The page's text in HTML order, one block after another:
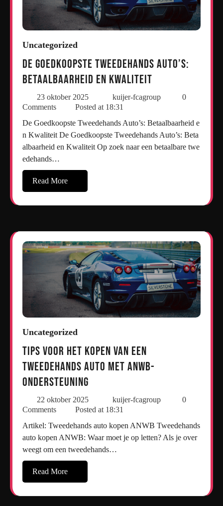
Uncategorized
De Goedkoopste Tweedehands Auto’s:
Betaalbaarheid en Kwaliteit
23 oktober 2025 kuijer-fcagroup
0
Comments
Posted at 18:31
De Goedkoopste Tweedehands Auto’s: Betaalbaarheid e
n Kwaliteit De Goedkoopste Tweedehands Auto’s: Beta
albaarheid en Kwaliteit Op zoek naar een betaalbare twe
edehands…
Read More
Uncategorized
Tips voor het kopen van een
tweedehands auto met ANWB-
ondersteuning
22 oktober 2025 kuijer-fcagroup
0
Comments
Posted at 18:31
Artikel: Tweedehands auto kopen ANWB Tweedehands
auto kopen ANWB: Waar moet je op letten? Als je over
weegt om een tweedehands…
Read More